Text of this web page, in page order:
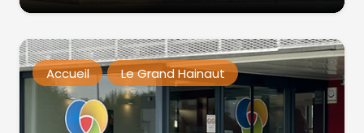
Accueil Le Grand Hainaut